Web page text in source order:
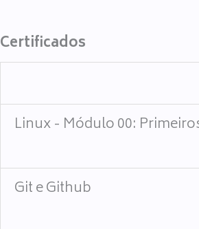
Certificados
Linux - Módulo 00:
Git e Github